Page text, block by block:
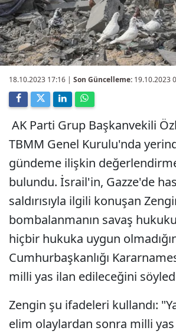
18.10.2023 17:16 | Son Güncelleme: 19.10.2023
AK Parti Grup Başkanvekili
TBMM Genel Kurulu'nda
gündeme ilişkin
bulundu. İsrail'in, Gazze'de
saldırısıyla ilgili konuşan
bombalanmanın savaş
hiçbir hukuka uygun
Cumhurbaşkanlığı
milli yas ilan edileceğini
Zengin şu ifadeleri kullandı:
elim olaylardan sonra milli